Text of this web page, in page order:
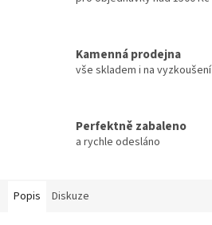
Kamenná prodejna
vše skladem i na vyzkoušení
Perfektně zabaleno
a rychle odesláno
Popis Diskuze